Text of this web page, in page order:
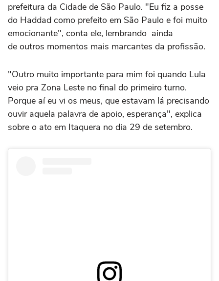
prefeitura da Cidade de São Paulo. "Eu fiz a posse
do Haddad como prefeito em São Paulo e foi muito
emocionante", conta ele, lembrando ainda
de outros momentos mais marcantes da profissão.
"Outro muito importante para mim foi quando Lula
veio pra Zona Leste no final do primeiro turno.
Porque aí eu vi os meus, que estavam lá precisando
ouvir aquela palavra de apoio, esperança", explica
sobre o ato em Itaquera no dia 29 de setembro.